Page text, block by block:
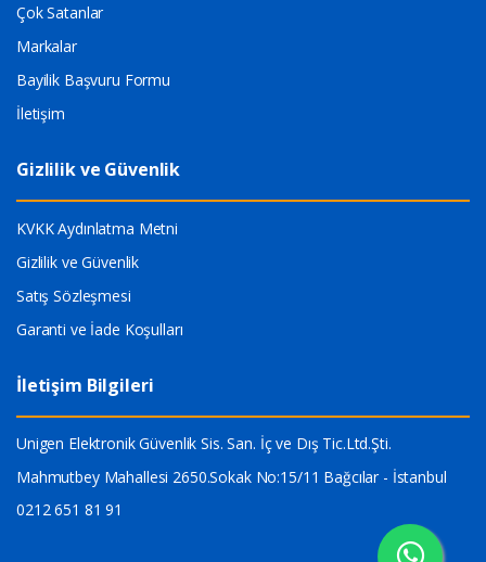
Çok Satanlar
Markalar
Bayilik Başvuru Formu
İletişim
Gizlilik ve Güvenlik
KVKK Aydınlatma Metni
Gizlilik ve Güvenlik
Satış Sözleşmesi
Garanti ve İade Koşulları
İletişim Bilgileri
Unigen Elektronik Güvenlik Sis. San. İç ve Dış Tic.Ltd.Şti.
Mahmutbey Mahallesi 2650.Sokak No:15/11 Bağcılar - İstanbul
0212 651 81 91